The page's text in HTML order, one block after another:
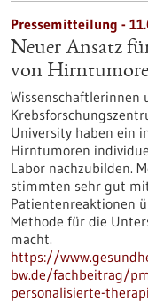
Pressemitteilung -
Neuer Ansatz
von
Wissenschaftlerinnen
University haben ein
Hirntumoren
Labor nachzubilden.
stimmten sehr gut
Patientenreaktionen
Methode für die
macht.
https://
bw.de/fachbeitrag/
personalisierte-